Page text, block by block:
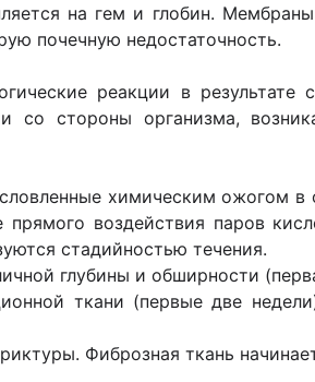
на гем и глобин.
почечную недостаточность.
реакции в
со стороны организма,
химическим ожогом
прямого воздействия паров
стадийностью течения.
глубины и обширности
ткани (первые две
Фиброзная ткань